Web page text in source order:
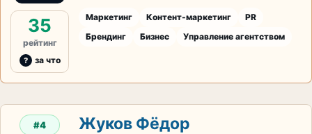
35
рейтинг
за что
Маркетинг Контент-маркетинг
PR
Брендинг
Бизнес Управление агентством
#4 Жуков Фёдор